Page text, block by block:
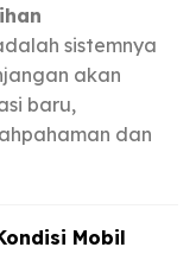
sistemnya
akan
baru,
dan
Mobil